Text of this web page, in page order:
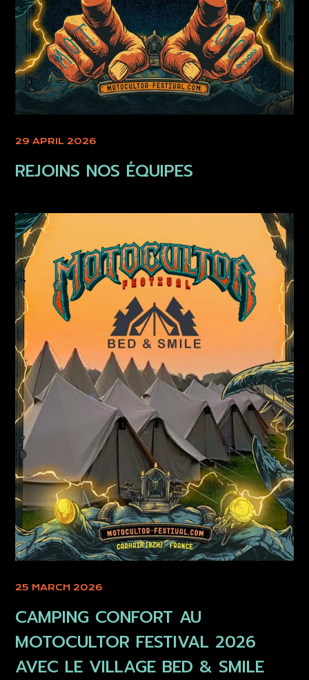
29 APRIL 2026
REJOINS NOS ÉQUIPES
25 MARCH 2026
CAMPING CONFORT AU
MOTOCULTOR FESTIVAL 2026
AVEC LE VILLAGE BED & SMILE